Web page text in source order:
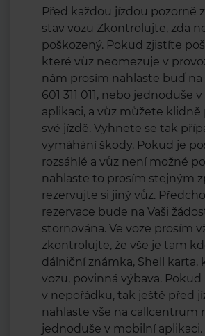
Před každou jízdou pozorně
stav vozu Zkontrolujte, zda
poškozený. Pokud zjistíte
které vůz neomezuje v
nám prosím nahlaste buď
601 311 011, nebo jednoduše
aplikaci, a vůz můžete klidně
své jízdě. Vyhnete se tak
vymáhání škody. Pokud je
rozsáhlé a vůz není možné
nahlaste to prosím stejným
rezervujte si jiný vůz.
rezervace bude na Vaši
stornována. Ve voze prosím
zkontrolujte, že vše je tam
dálniční známka, Shell karta,
vozu, povinná výbava.
v nepořádku, tak ještě před
nahlaste vše na callcentrum
jednoduše v mobilní aplikaci.